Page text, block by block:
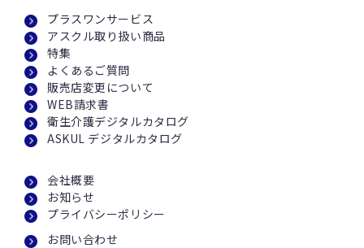
プラスワンサービス
アスクル取り扱い商品
特集
よくあるご質問
販売店変更について
WEB請求書
衛生介護デジタルカタログ
ASKUL デジタルカタログ
会社概要
お知らせ
プライバシーポリシー
お問い合わせ